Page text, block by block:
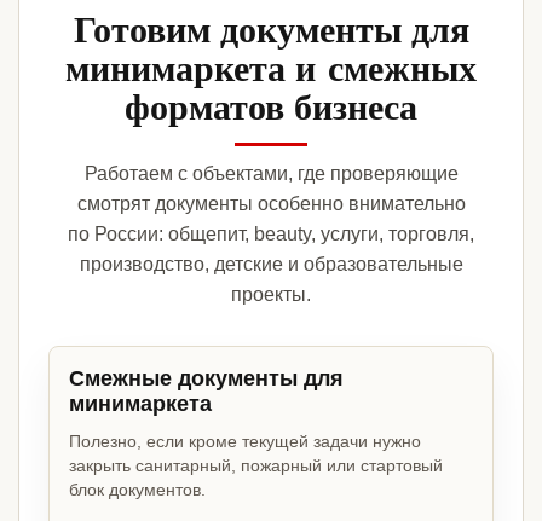
Готовим документы для
минимаркета и смежных
форматов бизнеса
Работаем с объектами, где проверяющие
смотрят документы особенно внимательно
по России: общепит, beauty, услуги, торговля,
производство, детские и образовательные
проекты.
Смежные документы для
минимаркета
Полезно, если кроме текущей задачи нужно
закрыть санитарный, пожарный или стартовый
блок документов.